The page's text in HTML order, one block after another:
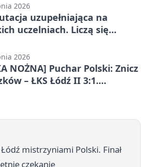
2026
uzupełniająca na
uczelniach. Liczą się
2026
NOŻNA] Puchar Polski: Znicz
– ŁKS Łódź II 3:1.
mistrzyniami Polski. Finał
czekanie